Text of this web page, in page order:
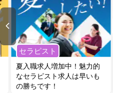
セラピスト
夏入職求人増加中！魅力的
なセラピスト求人は早いも
の勝ちです！